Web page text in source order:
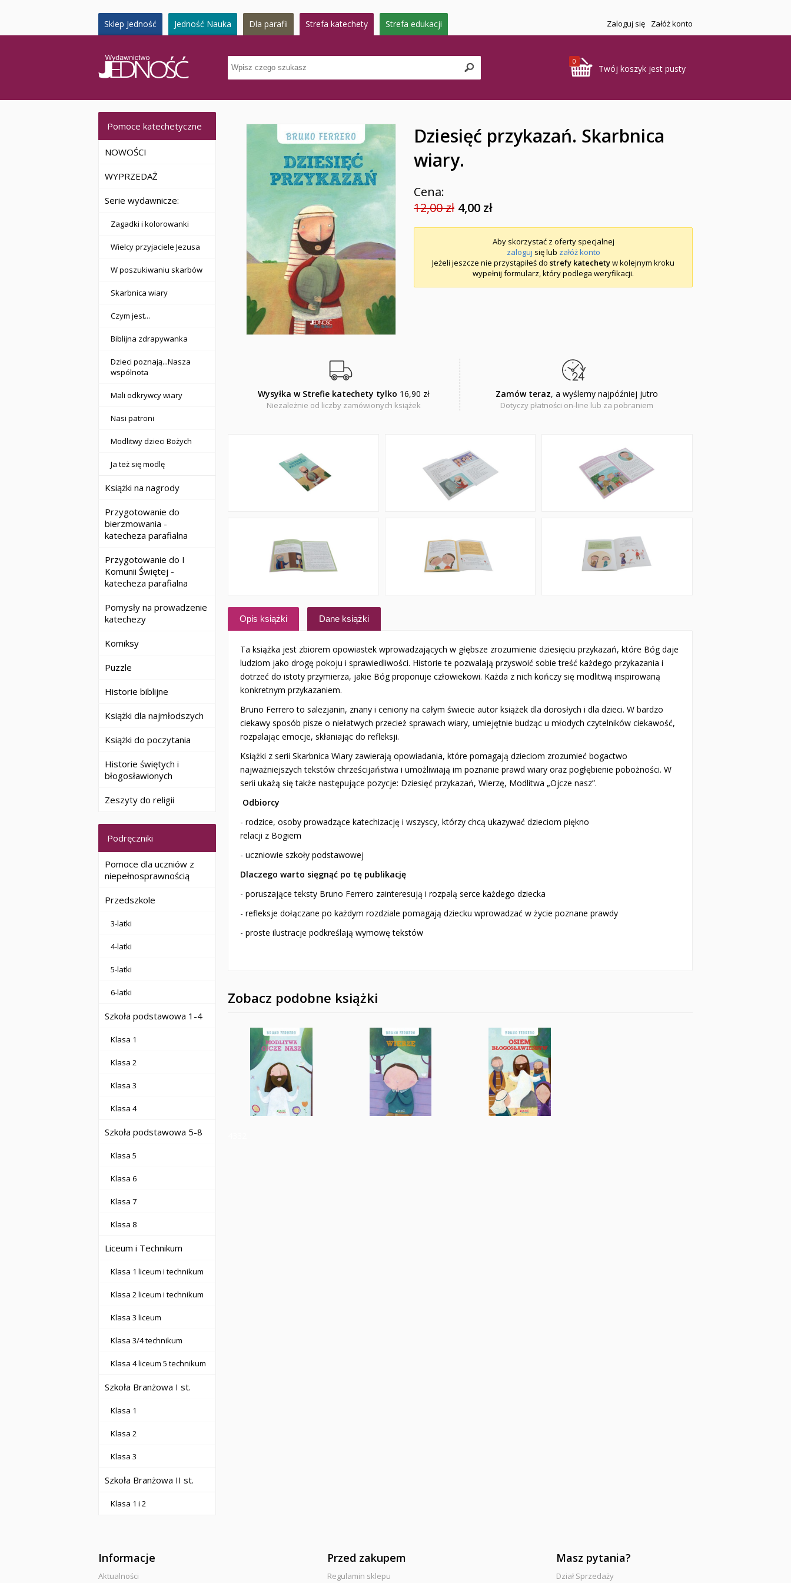
Sklep Jedność Jedność Nauka Dla parafii Strefa katechety Strefa edukacji Zaloguj się Załóż konto
0
Twój koszyk jest pusty
Pomoce katechetyczne
NOWOŚCI
WYPRZEDAŻ
Serie wydawnicze:
Zagadki i kolorowanki
Wielcy przyjaciele Jezusa
W poszukiwaniu skarbów
Skarbnica wiary
Czym jest...
Biblijna zdrapywanka
Dzieci poznają...Nasza
wspólnota
Mali odkrywcy wiary
Nasi patroni
Modlitwy dzieci Bożych
Ja też się modlę
Książki na nagrody
Przygotowanie do
bierzmowania -
katecheza parafialna
Przygotowanie do I
Komunii Świętej -
katecheza parafialna
Pomysły na prowadzenie
katechezy
Komiksy
Puzzle
Historie biblijne
Książki dla najmłodszych
Książki do poczytania
Historie świętych i
błogosławionych
Zeszyty do religii
Podręczniki
Pomoce dla uczniów z
niepełnosprawnością
Przedszkole
3-latki
4-latki
5-latki
6-latki
Szkoła podstawowa 1-4
Klasa 1
Klasa 2
Klasa 3
Klasa 4
Szkoła podstawowa 5-8
Klasa 5
Klasa 6
Klasa 7
Klasa 8
Liceum i Technikum
Klasa 1 liceum i technikum
Klasa 2 liceum i technikum
Klasa 3 liceum
Klasa 3/4 technikum
Klasa 4 liceum 5 technikum
Szkoła Branżowa I st.
Klasa 1
Klasa 2
Klasa 3
Szkoła Branżowa II st.
Klasa 1 i 2
Dziesięć przykazań. Skarbnica
wiary.
Cena:
12,00 zł 4,00 zł
Aby skorzystać z oferty specjalnej
zaloguj się lub załóż konto
Jeżeli jeszcze nie przystąpiłeś do strefy katechetyw kolejnym kroku
wypełnij formularz, który podlega weryfikacji.
Wysyłka w Strefie katechety tylko 16,90 zł
Niezależnie od liczby zamówionych książek
Zamów teraz, a wyślemy najpóźniej jutro
Dotyczy płatności on-line lub za pobraniem
Opis książki Dane książki
Ta książka jest zbiorem opowiastek wprowadzających w głębsze zrozumienie dziesięciu przykazań, które Bóg daje
ludziom jako drogę pokoju i sprawiedliwości. Historie te pozwalają przyswoić sobie treść każdego przykazania i
dotrzeć do istoty przymierza, jakie Bóg proponuje człowiekowi. Każda z nich kończy się modlitwą inspirowaną
konkretnym przykazaniem.
Bruno Ferrero to salezjanin, znany i ceniony na całym świecie autor książek dla dorosłych i dla dzieci. W bardzo
cieka­wy sposób pisze o niełatwych przecież sprawach wiary, umiejętnie budząc u młodych czytelników ciekawość,
rozpalając emocje, skłaniając do refleksji.
Książki z serii Skarbnica Wiary zawierają opowiadania, które pomagają dzieciom zrozumieć bogactwo
najważniejszych tekstów chrześcijaństwa i umożliwiają im poznanie prawd wiary oraz po­głębienie pobożności. W
serii ukażą się także następujące pozycje: Dziesięć przykazań, Wierzę, Modlitwa „Ojcze nasz”.
Odbiorcy
- rodzice, osoby prowadzące katechizację i wszyscy, którzy chcą ukazywać dzieciom piękno
relacji z Bogiem
- uczniowie szkoły podstawowej
Dlaczego warto sięgnąć po tę publikację
- poruszające teksty Bruno Ferrero zainteresują i rozpalą serce każdego dziecka
- refleksje dołączane po każdym rozdziale pomagają dziecku wprowadzać w życie poznane prawdy
- proste ilustracje podkreślają wymowę tekstów
Zobacz podobne książki
Informacje
Aktualności
Przed zakupem
Regulamin sklepu
Masz pytania?
Dział Sprzedaży